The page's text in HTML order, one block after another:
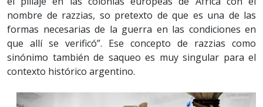
nombre de razzias, so pretexto de que es una de las
formas necesarias de la guerra en las condiciones en
que allí se verificó”. Ese concepto de razzias como
sinónimo también de saqueo es muy singular para el
contexto histórico argentino.